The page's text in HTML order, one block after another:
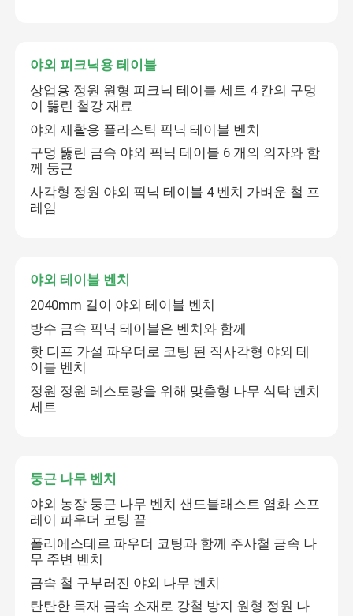
야외 피크닉용 테이블
상업용 정원 원형 피크닉 테이블 세트 4 칸의 구멍
이 뚫린 철강 재료
야외 재활용 플라스틱 픽닉 테이블 벤치
구멍 뚫린 금속 야외 픽닉 테이블 6 개의 의자와 함
께 둥근
사각형 정원 야외 픽닉 테이블 4 벤치 가벼운 철 프
레임
야외 테이블 벤치
2040mm 길이 야외 테이블 벤치
방수 금속 픽닉 테이블은 벤치와 함께
핫 디프 가설 파우더로 코팅 된 직사각형 야외 테
이블 벤치
정원 정원 레스토랑을 위해 맞춤형 나무 식탁 벤치
세트
둥근 나무 벤치
야외 농장 둥근 나무 벤치 샌드블래스트 염화 스프
레이 파우더 코팅 끝
폴리에스테르 파우더 코팅과 함께 주사철 금속 나
무 주변 벤치
금속 철 구부러진 야외 나무 벤치
탄탄한 목재 금속 소재로 강철 방지 원형 정원 나